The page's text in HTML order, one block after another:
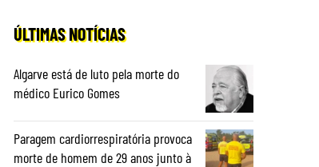
ÚLTIMAS NOTÍCIAS
Algarve está de luto pela morte do
médico Eurico Gomes
Paragem cardiorrespiratória provoca
morte de homem de 29 anos junto à